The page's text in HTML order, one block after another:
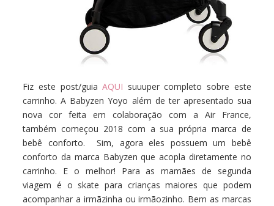
Fiz este post/guiaAQUI suuuper completo sobre este
carrinho. A Babyzen Yoyo além de ter apresentado sua
nova cor feita em colaboração com a Air France,
também começou 2018 com a sua própria marca de
bebê conforto. Sim, agora eles possuem um bebê
conforto da marca Babyzen que acopla diretamente no
carrinho. E o melhor! Para as mamães de segunda
viagem é o skate para crianças maiores que podem
acompanhar a irmãzinha ou irmãozinho. Bem as marcas